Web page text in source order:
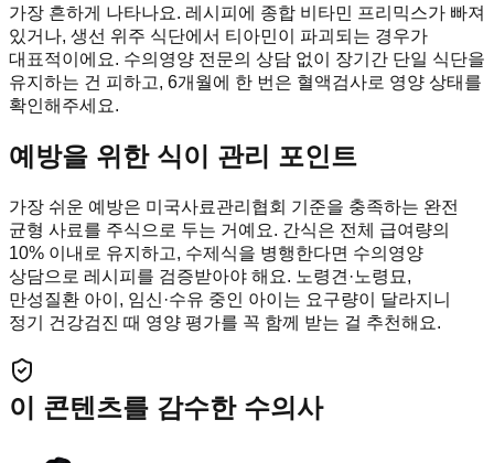
가장 흔하게 나타나요. 레시피에 종합 비타민 프리믹스가 빠져
있거나, 생선 위주 식단에서 티아민이 파괴되는 경우가
대표적이에요. 수의영양 전문의 상담 없이 장기간 단일 식단을
유지하는 건 피하고, 6개월에 한 번은 혈액검사로 영양 상태를
확인해주세요.
예방을 위한 식이 관리 포인트
가장 쉬운 예방은 미국사료관리협회 기준을 충족하는 완전
균형 사료를 주식으로 두는 거예요. 간식은 전체 급여량의
10% 이내로 유지하고, 수제식을 병행한다면 수의영양
상담으로 레시피를 검증받아야 해요. 노령견·노령묘,
만성질환 아이, 임신·수유 중인 아이는 요구량이 달라지니
정기 건강검진 때 영양 평가를 꼭 함께 받는 걸 추천해요.
이 콘텐츠를 감수한 수의사